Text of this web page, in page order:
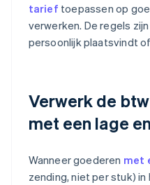
tarief toepassen op
verwerken. De regels
persoonlijk plaatsvindt
Verwerk de
met een lage
Wanneer goederen met
zending, niet per stuk)